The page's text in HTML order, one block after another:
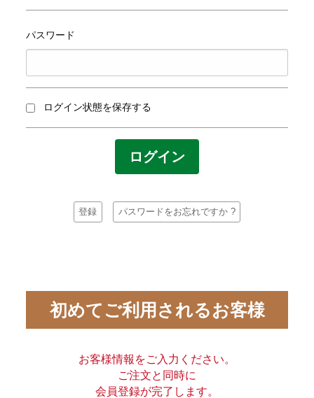
パスワード
ログイン状態を保存する
登録 パスワードをお忘れですか ?
初めてご利用されるお客様
お客様情報をご入力ください。
ご注文と同時に
会員登録が完了します。